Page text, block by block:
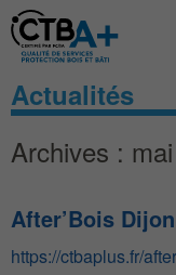
Panneau de gestion des
Actualités
Archives :
After’Bois
https://ctbaplus.fr/